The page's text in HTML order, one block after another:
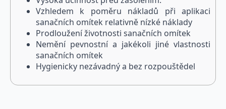
Vzhledem k poměru nákladů při aplikaci
sanačních omítek relativně nízké náklady
Prodloužení životnosti sanačních omítek
Nemění pevnostní a jakékoli jiné vlastnosti
sanačních omítek
Hygienicky nezávadný a bez rozpouštědel